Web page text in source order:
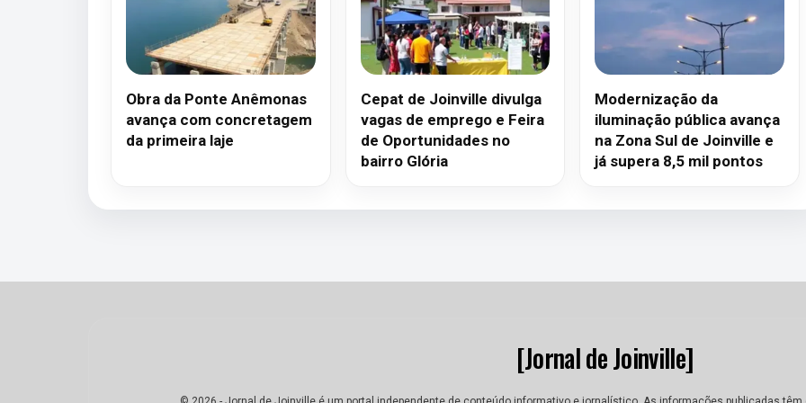
Obra da Ponte Anêmonas
avança com concretagem
da primeira laje
Cepat de Joinville divulga
vagas de emprego e Feira
de Oportunidades no
bairro Glória
Modernização da
iluminação pública avança
na Zona Sul de Joinville e
já supera 8,5 mil pontos
[Jornal de Joinville]